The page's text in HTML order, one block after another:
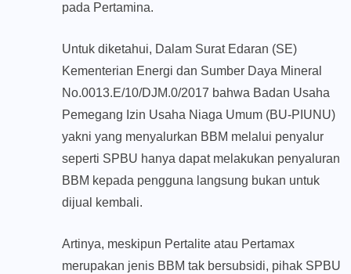
pada Pertamina.
Untuk diketahui, Dalam Surat Edaran (SE)
Kementerian Energi dan Sumber Daya Mineral
No.0013.E/10/DJM.0/2017 bahwa Badan Usaha
Pemegang Izin Usaha Niaga Umum (BU-PIUNU)
yakni yang menyalurkan BBM melalui penyalur
seperti SPBU hanya dapat melakukan penyaluran
BBM kepada pengguna langsung bukan untuk
dijual kembali.
Artinya, meskipun Pertalite atau Pertamax
merupakan jenis BBM tak bersubsidi, pihak SPBU